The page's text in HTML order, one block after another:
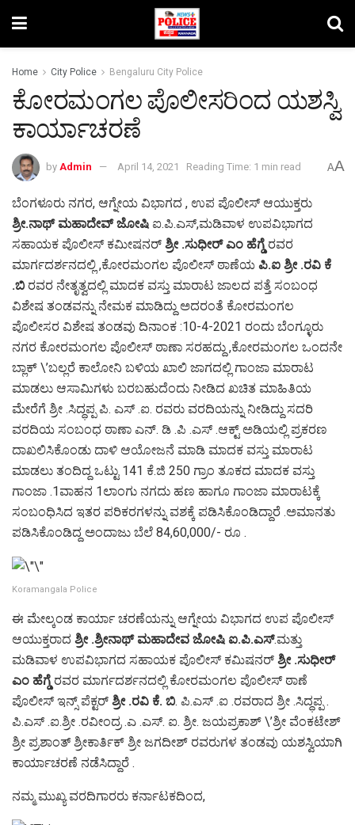
Home City Police Bengaluru City Police
ಕೋರಮಂಗಲ ಪೊಲೀಸರಿಂದ ಯಶಸ್ವಿ
ಕಾರ್ಯಾಚರಣೆ
by Admin April 14, 2021 Reading Time: 1 min read AA
ಬೆಂಗಳೂರು ನಗರ, ಆಗ್ನೇಯ ವಿಭಾಗದ , ಉಪ ಪೊಲೀಸ್ ಆಯುಕ್ತರು
ಶ್ರೀ.ನಾಥ್ ಮಹಾದೇವ್ ಜೋಷಿ ಐ.ಪಿ.ಎಸ್,ಮಡಿವಾಳ ಉಪವಿಭಾಗದ
ಸಹಾಯಕ ಪೊಲೀಸ್ ಕಮೀಷನರ್ ಶ್ರೀ .ಸುಧೀರ್ ಎಂ ಹೆಗ್ಡೆ ರವರ
ಮಾರ್ಗದರ್ಶನದಲ್ಲಿ ,ಕೋರಮಂಗಲ ಪೊಲೀಸ್ ಠಾಣೆಯ ಪಿ.ಐ ಶ್ರೀ .ರವಿ ಕೆ
.ಬಿ ರವರ ನೇತೃತ್ವದಲ್ಲಿ ಮಾದಕ ವಸ್ತು ಮಾರಾಟ ಜಾಲದ ಪತ್ತೆ ಸಂಬಂಧ
ವಿಶೇಷ ತಂಡವನ್ನು ನೇಮಕ ಮಾಡಿದ್ದು ಅದರಂತೆ ಕೋರಮಂಗಲ
ಪೊಲೀಸರ ವಿಶೇಷ ತಂಡವು ದಿನಾಂಕ :10-4-2021 ರಂದು ಬೆಂಗ್ಳೂರು
ನಗರ ಕೋರಮಂಗಲ ಪೊಲೀಸ್ ಠಾಣಾ ಸರಹದ್ದು ,ಕೋರಮಂಗಲ ಒಂದನೇ
ಬ್ಲಾಕ್ \’ಬಲ್ಲರೆ ಕಾಲೋನಿ ಬಳಿಯ ಖಾಲಿ ಜಾಗದಲ್ಲಿ ಗಾಂಜಾ ಮಾರಾಟ
ಮಾಡಲು ಆಸಾಮಿಗಳು ಬರಬಹುದೆಂದು ನೀಡಿದ ಖಚಿತ ಮಾಹಿತಿಯ
ಮೇರೆಗೆ ಶ್ರೀ .ಸಿದ್ಧಪ್ಪ ಪಿ. ಎಸ್ .ಐ. ರವರು ವರದಿಯನ್ನು ನೀಡಿದ್ದು ಸದರಿ
ವರದಿಯ ಸಂಬಂಧ ಠಾಣಾ ಎನ್. ಡಿ .ಪಿ .ಎಸ್ .ಆಕ್ಟ್ ಅಡಿಯಲ್ಲಿ ಪ್ರಕರಣ
ದಾಖಲಿಸಿಕೊಂಡು ದಾಳಿ ಆಯೋಜನೆ ಮಾಡಿ ಮಾದಕ ವಸ್ತು ಮಾರಾಟ
ಮಾಡಲು ತಂದಿದ್ದ ಒಟ್ಟು 141 ಕೆ.ಜಿ 250 ಗ್ರಾಂ ತೂಕದ ಮಾದಕ ವಸ್ತು
ಗಾಂಜಾ .1ವಾಹನ 1ಲಾಂಗು ನಗದು ಹಣ ಹಾಗೂ ಗಾಂಜಾ ಮಾರಾಟಕ್ಕೆ
ಸಂಬಂಧಿಸಿದ ಇತರ ಪರಿಕರಗಳನ್ನು ವಶಕ್ಕೆ ಪಡಿಸಿಕೊಂಡಿದ್ದಾರೆ .ಅಮಾನತು
ಪಡಿಸಿಕೊಂಡಿದ್ದ ಅಂದಾಜು ಬೆಲೆ 84,60,000/- ರೂ .
Koramangala Police
ಈ ಮೇಲ್ಕಂಡ ಕಾರ್ಯಾ ಚರಣೆಯನ್ನು ಆಗ್ನೇಯ ವಿಭಾಗದ ಉಪ ಪೊಲೀಸ್
ಆಯುಕ್ತರಾದ ಶ್ರೀ .ಶ್ರೀನಾಥ್ ಮಹಾದೇವ ಜೋಷಿ ಐ.ಪಿ.ಎಸ್.ಮತ್ತು
ಮಡಿವಾಳ ಉಪವಿಭಾಗದ ಸಹಾಯಕ ಪೊಲೀಸ್ ಕಮಿಷನರ್ ಶ್ರೀ .ಸುಧೀರ್
ಎಂ ಹೆಗ್ಡೆ ರವರ ಮಾರ್ಗದರ್ಶನದಲ್ಲಿ ಕೋರಮಂಗಲ ಪೊಲೀಸ್ ಠಾಣೆ
ಪೊಲೀಸ್ ಇನ್ಸ್ ಪೆಕ್ಟರ್ ಶ್ರೀ .ರವಿ ಕೆ. ಬಿ. ಪಿ.ಎಸ್ .ಐ .ರವರಾದ ಶ್ರೀ .ಸಿದ್ಧಪ್ಪ .
ಪಿ.ಎಸ್ .ಐ.ಶ್ರೀ .ರವೀಂದ್ರ .ಎ .ಎಸ್. ಐ. ಶ್ರೀ. ಜಯಪ್ರಕಾಶ್ \’ಶ್ರೀ ವೆಂಕಟೇಶ್
ಶ್ರೀ ಪ್ರಶಾಂತ್ ಶ್ರೀಕಾರ್ತಿಕ್ ಶ್ರೀ ಜಗದೀಶ್ ರವರುಗಳ ತಂಡವು ಯಶಸ್ವಿಯಾಗಿ
ಕಾರ್ಯಾಚರಣೆ ನಡೆಸಿದ್ದಾರೆ .
ನಮ್ಮ ಮುಖ್ಯ ವರದಿಗಾರರು ಕರ್ನಾಟಕದಿಂದ,